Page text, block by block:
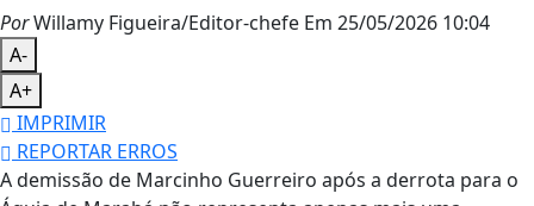
PorWillamy Figueira/Editor-chefe Em 25/05/2026 10:04
A-
A+
IMPRIMIR
REPORTAR ERROS
A demissão de Marcinho Guerreiro após a derrota para o